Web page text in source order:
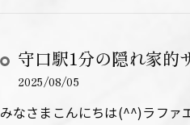
守口駅1分の隠れ家的
2025/08/05
みなさまこんにちは(^^)ラファ